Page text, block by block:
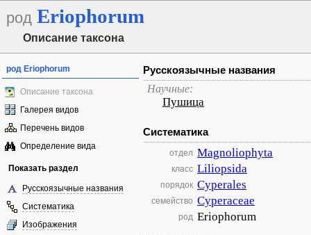
род Eriophorum
Описание таксона
род Eriophorum
Описание таксона
Галерея видов
Перечень видов
Определение вида
Показать раздел
Русскоязычные названия
Систематика
Изображения
Русскоязычные названия
Научные:
Пушица
Систематика
отдел Magnoliophyta
класс Liliopsida
порядок Cyperales
семейство Cyperaceae
род Eriophorum